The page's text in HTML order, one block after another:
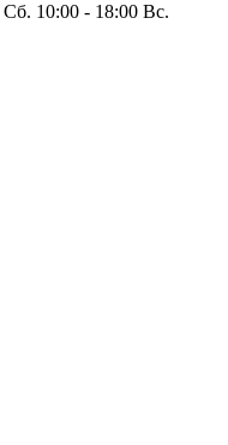
Сб. 10:00 - 18:00 Вс.